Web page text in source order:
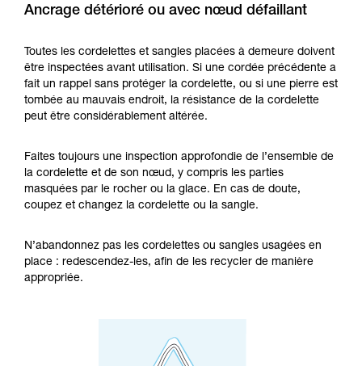
Ancrage détérioré ou avec nœud défaillant
Toutes les cordelettes et sangles placées à demeure doivent
être inspectées avant utilisation. Si une cordée précédente a
fait un rappel sans protéger la cordelette, ou si une pierre est
tombée au mauvais endroit, la résistance de la cordelette
peut être considérablement altérée.
Faites toujours une inspection approfondie de l’ensemble de
la cordelette et de son nœud, y compris les parties
masquées par le rocher ou la glace. En cas de doute,
coupez et changez la cordelette ou la sangle.
N’abandonnez pas les cordelettes ou sangles usagées en
place : redescendez-les, afin de les recycler de manière
appropriée.